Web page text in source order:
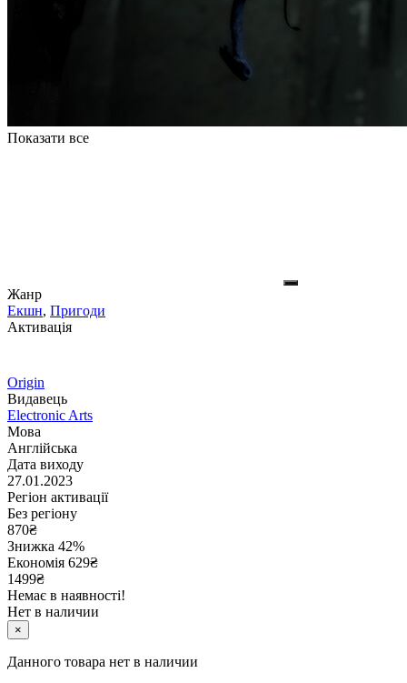
Показати все
Жанр
Екшн, Пригоди
Активація
Origin
Видавець
Electronic Arts
Мова
Англійська
Дата виходу
27.01.2023
Регіон активації
Без регіону
870₴
Знижка 42%
Економія 629₴
1499₴
Немає в наявності!
Нет в наличии
×
Данного товара нет в наличии